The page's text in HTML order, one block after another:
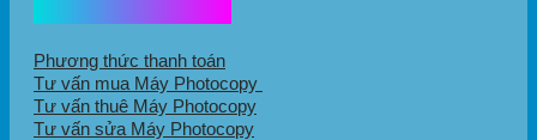
Phương thức thanh toán
Tư vấn mua Máy Photocopy
Tư vấn thuê Máy Photocopy
Tư vấn sửa Máy Photocopy